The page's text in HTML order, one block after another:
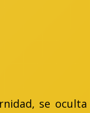
se oculta